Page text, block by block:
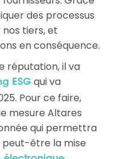
des processus
tiers, et
en conséquence.
réputation, il va
ESG qui va
Pour ce faire,
mesure Altares
qui permettra
être la mise